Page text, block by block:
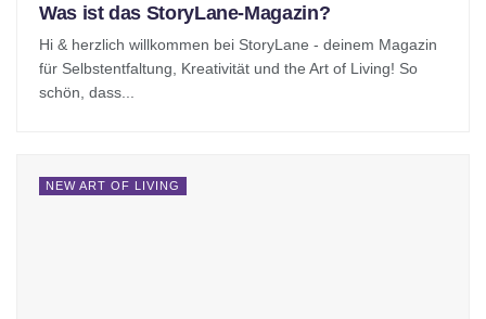
Was ist das StoryLane-Magazin?
Hi & herzlich willkommen bei StoryLane - deinem Magazin
für Selbstentfaltung, Kreativität und the Art of Living! So
schön, dass...
NEW ART OF LIVING